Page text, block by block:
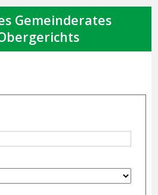
Gemeinderates